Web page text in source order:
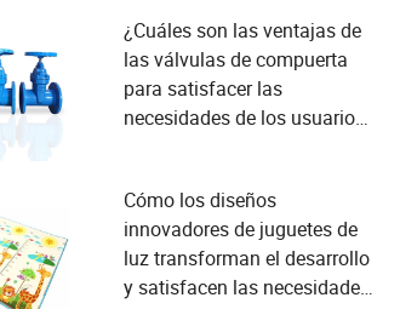
¿Cuáles son las ventajas de
las válvulas de compuerta
para satisfacer las
necesidades de los usuarios
Cómo los diseños
innovadores de juguetes de
luz transforman el desarrollo
y satisfacen las necesidades